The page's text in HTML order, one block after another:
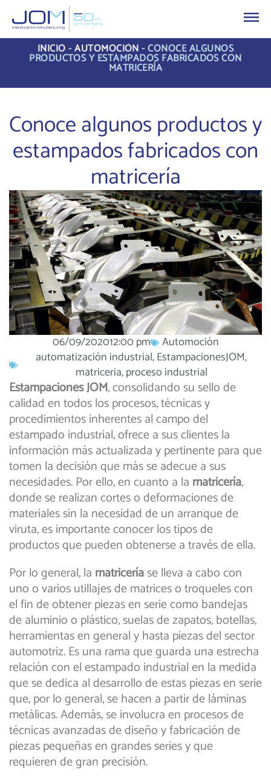
INICIO-AUTOMOCIÓN-CONOCE ALGUNOS
PRODUCTOS Y ESTAMPADOS FABRICADOS CON
MATRICERÍA
Conoce algunos productos y
estampados fabricados con
matricería
06/09/202012:00 pm
Automoción
automatización industrial,EstampacionesJOM,
matriceria,proceso industrial
Estampaciones JOM, consolidando su sello de
calidad en todos los procesos, técnicas y
procedimientos inherentes al campo del
estampado industrial, ofrece a sus clientes la
información más actualizada y pertinente para que
tomen la decisión que más se adecue a sus
necesidades. Por ello, en cuanto a la matricería,
donde se realizan cortes o deformaciones de
materiales sin la necesidad de un arranque de
viruta, es importante conocer los tipos de
productos que pueden obtenerse a través de ella.
Por lo general, la matriceríase lleva a cabo con
uno o varios utillajes de matrices o troqueles con
el fin de obtener piezas en serie como bandejas
de aluminio o plástico, suelas de zapatos, botellas,
herramientas en general y hasta piezas del sector
automotriz. Es una rama que guarda una estrecha
relación con el estampado industrialen la medida
que se dedica al desarrollo de estas piezas en serie
que, por lo general, se hacen a partir de láminas
metálicas. Además, se involucra en procesos de
técnicas avanzadas de diseño y fabricación de
piezas pequeñas en grandes series y que
requieren de gran precisión.